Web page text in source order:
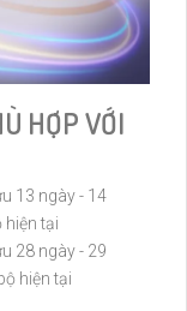
HỢP VỚI
13 ngày - 14
hiện tại
28 ngày - 29
hiện tại